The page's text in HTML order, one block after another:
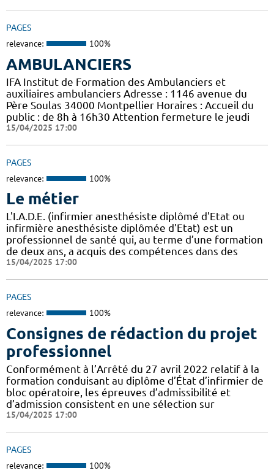
PAGES
relevance: 100%
AMBULANCIERS
IFA Institut de Formation des Ambulanciers et
auxiliaires ambulanciers Adresse : 1146 avenue du
Père Soulas 34000 Montpellier Horaires : Accueil du
public : de 8h à 16h30 Attention fermeture le jeudi
15/04/2025 17:00
PAGES
relevance: 100%
Le métier
L'I.A.D.E. (infirmier anesthésiste diplômé d'Etat ou
infirmière anesthésiste diplômée d'Etat) est un
professionnel de santé qui, au terme d’une formation
de deux ans, a acquis des compétences dans des
15/04/2025 17:00
PAGES
relevance: 100%
Consignes de rédaction du projet
professionnel
Conformément à l’Arrêté du 27 avril 2022 relatif à la
formation conduisant au diplôme d’État d’infirmier de
bloc opératoire, les épreuves d’admissibilité et
d’admission consistent en une sélection sur
15/04/2025 17:00
PAGES
relevance: 100%